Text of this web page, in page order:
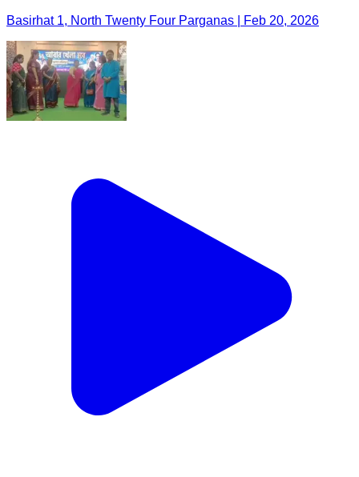
Basirhat 1, North Twenty Four Parganas | Feb 20, 2026